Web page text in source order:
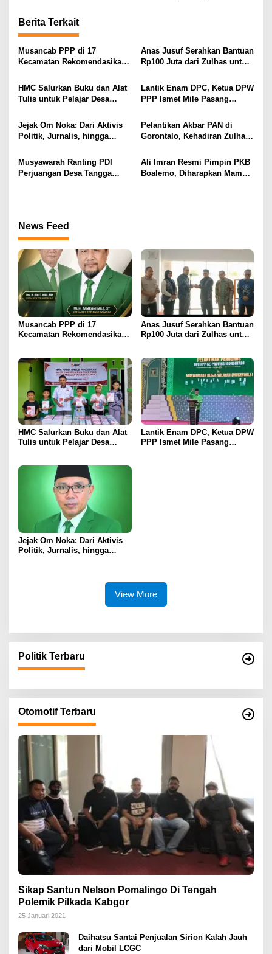
i
g
a
s
i
p
o
s
Berita Terkait
Musancab PPP di 17
Kecamatan Rekomendasikan
Bolango 2031–2035
Anas Jusuf Serahkan Bantuan
Rp100 Juta dari Zulhas untuk
Tanwir UMGO
HMC Salurkan Buku dan Alat
Tulis untuk Pelajar Desa
Pendidikan Investasi Masa
Depan
Lantik Enam DPC, Ketua DPW
PPP Ismet Mile Pasang
Jejak Om Noka: Dari Aktivis
Politik, Jurnalis, hingga
Pelantikan Akbar PAN di
Gorontalo, Kehadiran Zulhas
Perhatian Publik
Musyawarah Ranting PDI
Perjuangan Desa Tangga
Ali Imran Resmi Pimpin PKB
Boalemo, Diharapkan Mampu
News Feed
Musancab PPP di 17
Kecamatan Rekomendasikan
Anas Jusuf Serahkan Bantuan
Rp100 Juta dari Zulhas untuk
HMC Salurkan Buku dan Alat
Tulis untuk Pelajar Desa
Depan
Lantik Enam DPC, Ketua DPW
PPP Ismet Mile Pasang
Jejak Om Noka: Dari Aktivis
Politik, Jurnalis, hingga
View More
Politik Terbaru
Otomotif Terbaru
Sikap Santun Nelson Pomalingo Di Tengah
Polemik Pilkada Kabgor
25 Januari 2021
Daihatsu Santai Penjualan Sirion Kalah Jauh
dari Mobil LCGC